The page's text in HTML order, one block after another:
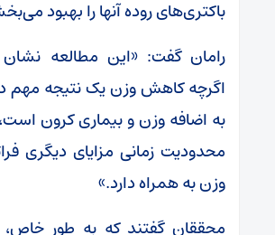
باکتری‌های روده آنها را بهبود
رامان گفت: «این مطالعه
اگرچه کاهش وزن یک نتیجه مهم در
به اضافه وزن و بیماری کرون است،
محدودیت زمانی مزایای دیگری
وزن به همراه دارد.»
محققان گفتند که به طور خاص،